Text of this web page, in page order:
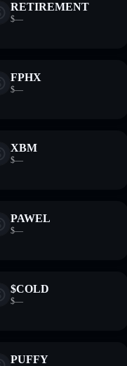
RETIREMENT
$—
FPHX
$—
XBM
$—
PAWEL
$—
$COLD
$—
PUFFY